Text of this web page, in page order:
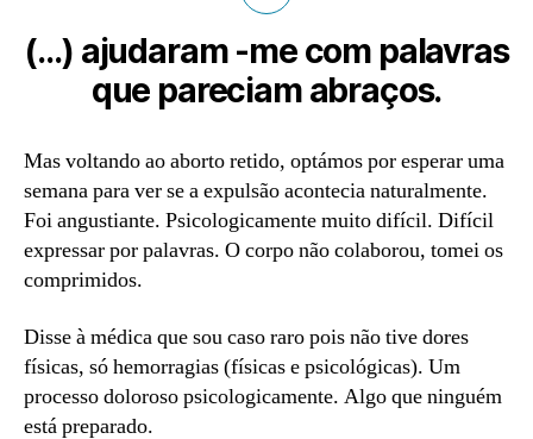
(…) ajudaram -me com palavras
que pareciam abraços.
Mas voltando ao aborto retido, optámos por esperar uma
semana para ver se a expulsão acontecia naturalmente.
Foi angustiante. Psicologicamente muito difícil. Difícil
expressar por palavras. O corpo não colaborou, tomei os
comprimidos.
Disse à médica que sou caso raro pois não tive dores
físicas, só hemorragias (físicas e psicológicas). Um
processo doloroso psicologicamente. Algo que ninguém
está preparado.